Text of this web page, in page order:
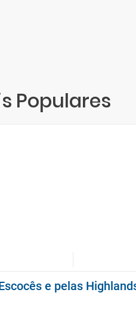
Populares
e pelas